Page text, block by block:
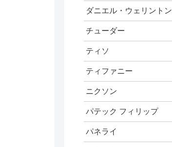
ダニエル・ウェリントン
チューダー
ティソ
ティファニー
ニクソン
パテック フィリップ
パネライ